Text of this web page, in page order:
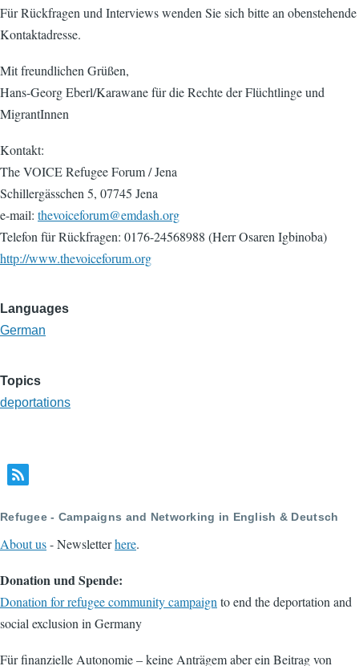
Für Rückfragen und Interviews wenden Sie sich bitte an obenstehende
Kontaktadresse.
Mit freundlichen Grüßen,
Hans-Georg Eberl/Karawane für die Rechte der Flüchtlinge und
MigrantInnen
Kontakt:
The VOICE Refugee Forum / Jena
Schillergässchen 5, 07745 Jena
e-mail: thevoiceforum@emdash.org
Telefon für Rückfragen: 0176-24568988 (Herr Osaren Igbinoba)
http://www.thevoiceforum.org
Languages
German
Topics
deportations
Refugee - Campaigns and Networking in English & Deutsch
About us- Newsletterhere.
Donation und Spende:
Donation for refugee community campaignto end the deportation and
social exclusion in Germany
Für finanzielle Autonomie – keine Anträgem aber ein Beitrag von